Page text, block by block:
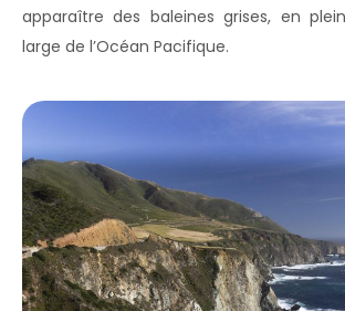
apparaître des baleines grises, en
large de l’Océan Pacifique.